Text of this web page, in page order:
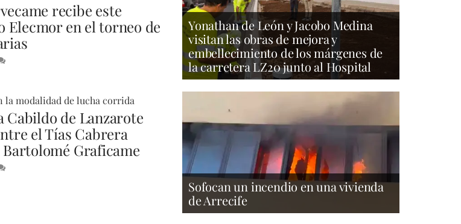
recibe este
Elecmor en el torneo de
la modalidad de lucha corrida
Cabildo de Lanzarote
el Tías Cabrera
Bartolomé Graficame
Yonathan de León y Jacobo Medina
visitan las obras de mejora y
embellecimiento de los márgenes de
la carretera LZ20 junto al Hospital
Sofocan un incendio en una vivienda
de Arrecife